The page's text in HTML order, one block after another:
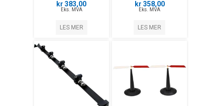
kr 383,00
Eks. MVA
LES MER
kr 358,00
Eks. MVA
LES MER